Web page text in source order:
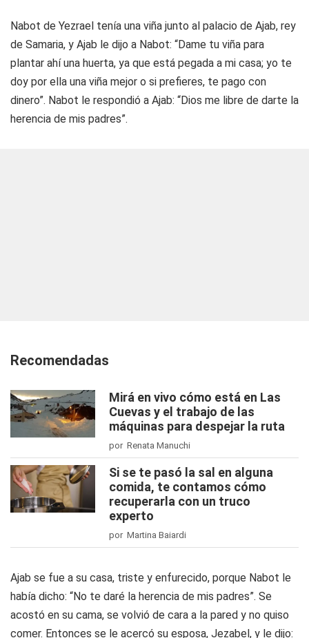
Nabot de Yezrael tenía una viña junto al palacio de Ajab, rey
de Samaria, y Ajab le dijo a Nabot: “Dame tu viña para
plantar ahí una huerta, ya que está pegada a mi casa; yo te
doy por ella una viña mejor o si prefieres, te pago con
dinero”. Nabot le respondió a Ajab: “Dios me libre de darte la
herencia de mis padres”.
Recomendadas
Mirá en vivo cómo está en Las
Cuevas y el trabajo de las
máquinas para despejar la ruta
por Renata Manuchi
Si se te pasó la sal en alguna
comida, te contamos cómo
recuperarla con un truco
experto
por Martina Baiardi
Ajab se fue a su casa, triste y enfurecido, porque Nabot le
había dicho: “No te daré la herencia de mis padres”. Se
acostó en su cama, se volvió de cara a la pared y no quiso
comer. Entonces se le acercó su esposa, Jezabel, y le dijo: